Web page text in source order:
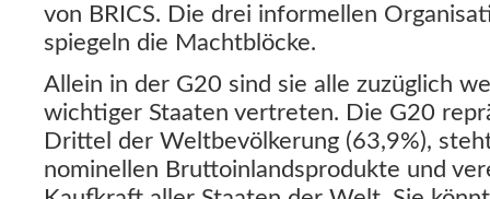
von BRICS. Die drei informellen
spiegeln die Machtblöcke.
Allein in der G20 sind sie alle zuzüglich
wichtiger Staaten vertreten. Die G20
Drittel der Weltbevölkerung (63,9%),
nominellen Bruttoinlandsprodukte und